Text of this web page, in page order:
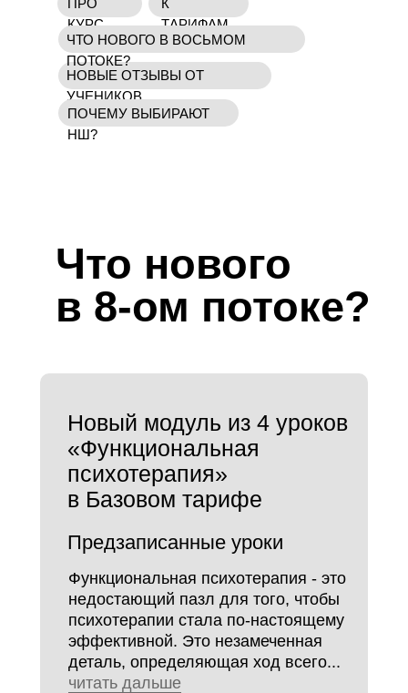
КУРС
ТАРИФАМ
НОВЫЕ ОТЗЫВЫ ОТ
УЧЕНИКОВ
ЧТО НОВОГО В ВОСЬМОМ
ПОТОКЕ?
ПОЧЕМУ ВЫБИРАЮТ
НШ?
Новый модуль из 4 уроков
«Функциональная
психотерапия»
в Базовом тарифе
Предзаписанные уроки
Функциональная психотерапия - это
недостающий пазл для того, чтобы
психотерапии стала по-настоящему
эффективной. Это незамеченная
деталь, определяющая ход всего...
читать дальше
Что нового
в 8-ом потоке?